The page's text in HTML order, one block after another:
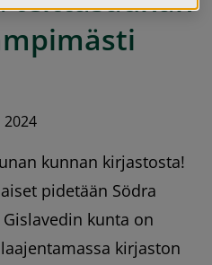
kunnan kirjastosta!
pidetään Södra
kunta on
kirjaston